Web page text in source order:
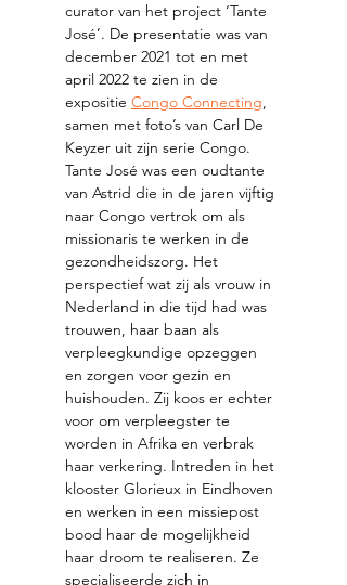
curator van het project ‘Tante
José’. De presentatie was van
december 2021 tot en met
april 2022 te zien in de
expositie Congo Connecting,
samen met foto’s van Carl De
Keyzer uit zijn serie Congo.
Tante José was een oudtante
van Astrid die in de jaren vijftig
naar Congo vertrok om als
missionaris te werken in de
gezondheidszorg. Het
perspectief wat zij als vrouw in
Nederland in die tijd had was
trouwen, haar baan als
verpleegkundige opzeggen
en zorgen voor gezin en
huishouden. Zij koos er echter
voor om verpleegster te
worden in Afrika en verbrak
haar verkering. Intreden in het
klooster Glorieux in Eindhoven
en werken in een missiepost
bood haar de mogelijkheid
haar droom te realiseren. Ze
specialiseerde zich in